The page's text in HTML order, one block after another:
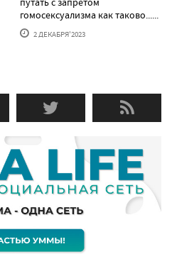
гомосексуализма как таково......
2 ДЕКАБРЯ'2023